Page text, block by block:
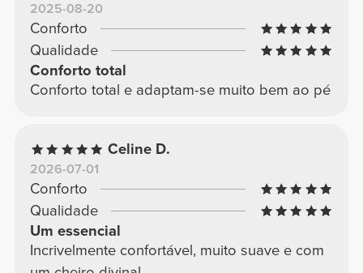
2025-08-20
Conforto
Qualidade
Conforto total
Conforto total e adaptam-se muito bem ao pé
Celine D.
2026-07-01
Conforto
Qualidade
Um essencial
Incrivelmente confortável, muito suave e com